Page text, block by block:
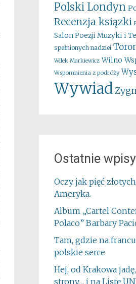
Polski Londyn
Recenzja ksiązki
Salon Poezji Muzyki i
spełnionych nadziei
Wilek Markiewicz Wilno
Wspomnienia z podróży
Wywiad
Ostatnie wpisy
Oczy jak pięć
Ameryka.
Album „Cartel
Polaco” Barbary
Tam, gdzie na
polskie serce
Hej, od Krakowa
strony… i na Listę